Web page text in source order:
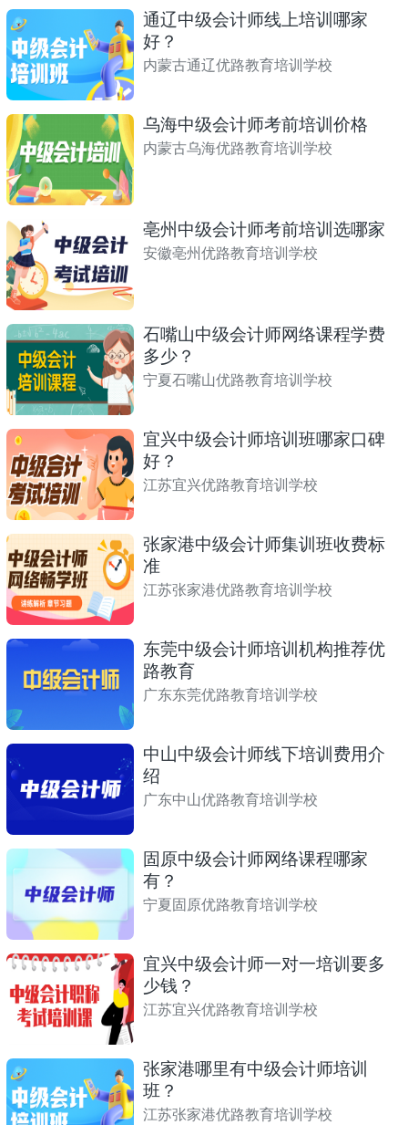
通辽中级会计师线上培训哪家
好？
内蒙古通辽优路教育培训学校
乌海中级会计师考前培训价格
内蒙古乌海优路教育培训学校
亳州中级会计师考前培训选哪家
安徽亳州优路教育培训学校
石嘴山中级会计师网络课程学费
多少？
宁夏石嘴山优路教育培训学校
宜兴中级会计师培训班哪家口碑
好？
江苏宜兴优路教育培训学校
张家港中级会计师集训班收费标
准
江苏张家港优路教育培训学校
东莞中级会计师培训机构推荐优
路教育
广东东莞优路教育培训学校
中山中级会计师线下培训费用介
绍
广东中山优路教育培训学校
固原中级会计师网络课程哪家
有？
宁夏固原优路教育培训学校
宜兴中级会计师一对一培训要多
少钱？
江苏宜兴优路教育培训学校
张家港哪里有中级会计师培训
班？
江苏张家港优路教育培训学校